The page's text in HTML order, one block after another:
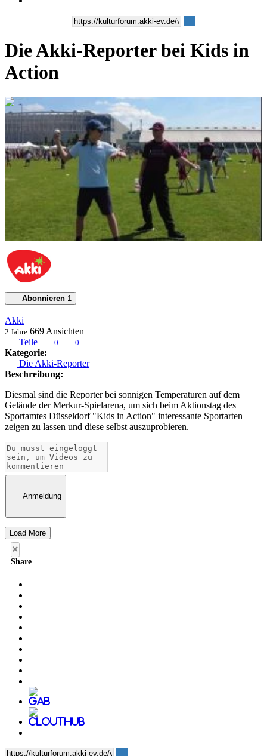
Die Akki-Reporter bei Kids in
Action
0:04:38
Abonnieren 1
Akki
2 Jahre 669 Ansichten
Teile
0 0
Kategorie:
Die Akki-Reporter
Beschreibung:
Diesmal sind die Reporter bei sonnigen Temperaturen auf dem
Gelände der Merkur-Spielarena, um sich beim Aktionstag des
Sportamtes Düsseldorf "Kids in Action" interessante Sportarten
zeigen zu lassen und diese selbst auszuprobieren.
Anmeldung
Load More
×
Share